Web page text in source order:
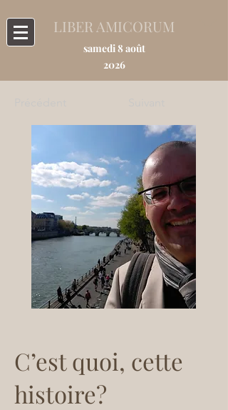
LIBER AMICORUM
samedi 8 août
2026
C’est quoi, cette
histoire?